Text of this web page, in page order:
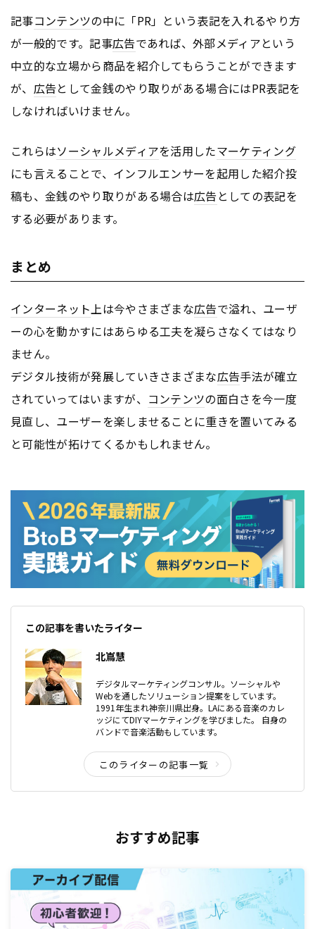
記事コンテンツの中に「PR」という表記を入れるやり方
が一般的です。記事広告であれば、外部メディアという
中立的な立場から商品を紹介してもらうことができます
が、 広告として金銭のやり取りがある場合にはPR表記を
しなければいけません。
これらはソーシャルメディアを活用したマーケティング
にも言えることで、インフルエンサーを起用した紹介投
稿も、金銭のやり取りがある場合は広告 としての表記を
する必要があります。
まとめ
インターネット上は今やさまざまな広告で溢れ、ユーザ
ーの心を動かすにはあらゆる工夫を凝らさなくてはなり
ません。
デジタル技術が発展していきさまざまな広告手法が確立
されていってはいますが、 コンテンツの面白さを今一度
見直し、ユーザーを楽しませることに重きを置いてみる
と可能性が拓けてくるかもしれません。
この記事を書いたライター
北嶌慧
デジタルマーケティングコンサル。ソーシャルや
Webを通したソリューション提案をしています。
1991年生まれ神奈川県出身。LAにある音楽のカレ
ッジにてDIYマーケティングを学びました。 自身の
バンドで音楽活動もしています。
このライターの記事一覧
おすすめ記事